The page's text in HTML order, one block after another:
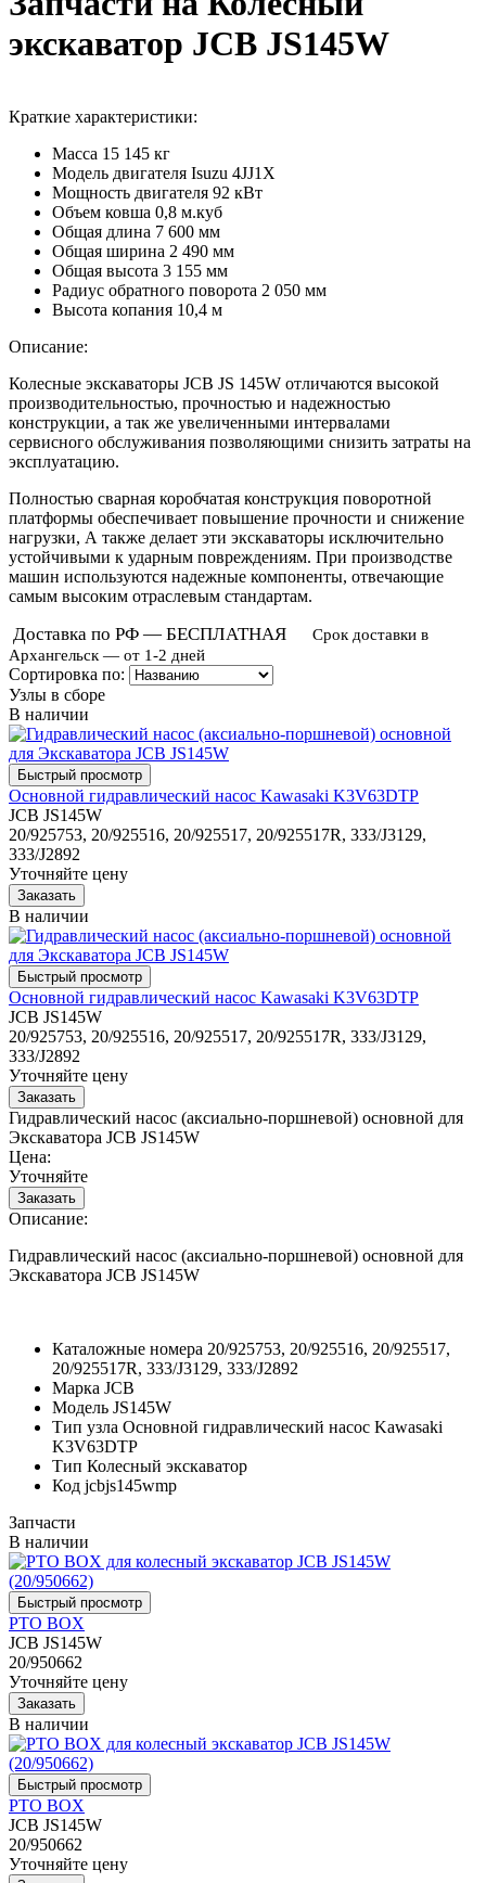
экскаватор JCB JS145W
Краткие характеристики:
Масса 15 145 кг
Модель двигателя Isuzu 4JJ1X
Мощность двигателя 92 кВт
Объем ковша 0,8 м.куб
Общая длина 7 600 мм
Общая ширина 2 490 мм
Общая высота 3 155 мм
Радиус обратного поворота 2 050 мм
Высота копания 10,4 м
Описание:
Колесные экскаваторы JCB JS 145W отличаются высокой
производительностью, прочностью и надежностью
конструкции, а так же увеличенными интервалами
сервисного обслуживания позволяющими снизить затраты на
эксплуатацию.
Полностью сварная коробчатая конструкция поворотной
платформы обеспечивает повышение прочности и снижение
нагрузки, А также делает эти экскаваторы исключительно
устойчивыми к ударным повреждениям. При производстве
машин используются надежные компоненты, отвечающие
самым высоким отраслевым стандартам.
Доставка по РФ — БЕСПЛАТНАЯ
Срок доставки в
Архангельск — от 1-2 дней
Сортировка по:
Узлы в сборе
В наличии
Основной гидравлический насос Kawasaki K3V63DTP
JCB JS145W
20/925753, 20/925516, 20/925517, 20/925517R, 333/J3129,
333/J2892
Уточняйте цену
В наличии
Основной гидравлический насос Kawasaki K3V63DTP
JCB JS145W
20/925753, 20/925516, 20/925517, 20/925517R, 333/J3129,
333/J2892
Уточняйте цену
Гидравлический насос (аксиально-поршневой) основной для
Экскаватора JCB JS145W
Цена:
Уточняйте
Описание:
Гидравлический насос (аксиально-поршневой) основной для
Экскаватора JCB JS145W
Каталожные номера 20/925753, 20/925516, 20/925517,
20/925517R, 333/J3129, 333/J2892
Марка JCB
Модель JS145W
Тип узла Основной гидравлический насос Kawasaki
K3V63DTP
Тип Колесный экскаватор
Код jcbjs145wmp
Запчасти
В наличии
PTO BOX
JCB JS145W
20/950662
Уточняйте цену
В наличии
PTO BOX
JCB JS145W
20/950662
Уточняйте цену